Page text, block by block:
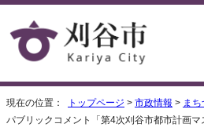
現在の位置： トップページ > 市政情報 > まち
パブリックコメント「第4次刈谷市都市計画